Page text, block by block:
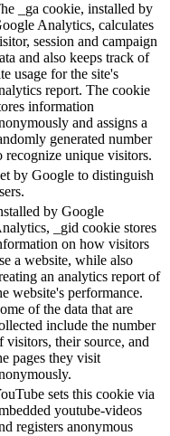
_ga cookie, installed by
Analytics, calculates
session and campaign
and also keeps track of
usage for the site's
report. The cookie
information
and assigns a
generated number
recognize unique visitors.
by Google to distinguish
by Google
_gid cookie stores
on how visitors
a website, while also
an analytics report of
website's performance.
of the data that are
include the number
visitors, their source, and
pages they visit
sets this cookie via
youtube-videos
registers anonymous